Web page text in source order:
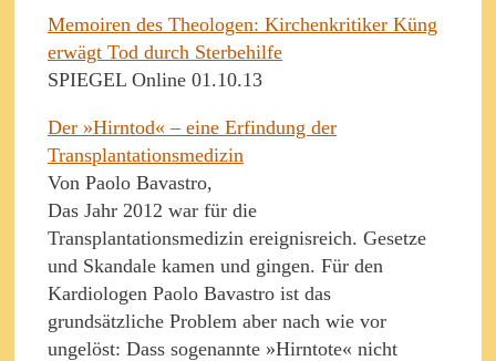
Memoiren des Theologen: Kirchenkritiker Küng
erwägt Tod durch Sterbehilfe
SPIEGEL Online 01.10.13
Der »Hirntod« – eine Erfindung der
Transplantationsmedizin
Von Paolo Bavastro,
Das Jahr 2012 war für die
Transplantationsmedizin ereignisreich. Gesetze
und Skandale kamen und gingen. Für den
Kardiologen Paolo Bavastro ist das
grundsätzliche Problem aber nach wie vor
ungelöst: Dass sogenannte »Hirntote« nicht